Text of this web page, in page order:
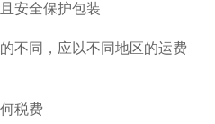
安全保护包装
不同，应以不同地区的运费
税费